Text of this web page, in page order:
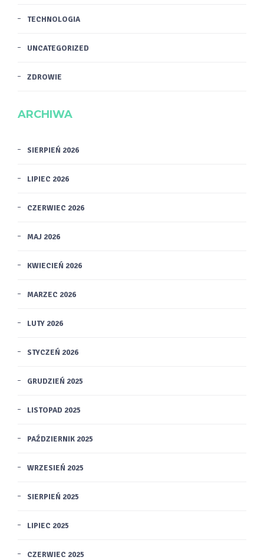
TECHNOLOGIA
UNCATEGORIZED
ZDROWIE
ARCHIWA
SIERPIEŃ 2026
LIPIEC 2026
CZERWIEC 2026
MAJ 2026
KWIECIEŃ 2026
MARZEC 2026
LUTY 2026
STYCZEŃ 2026
GRUDZIEŃ 2025
LISTOPAD 2025
PAŹDZIERNIK 2025
WRZESIEŃ 2025
SIERPIEŃ 2025
LIPIEC 2025
CZERWIEC 2025